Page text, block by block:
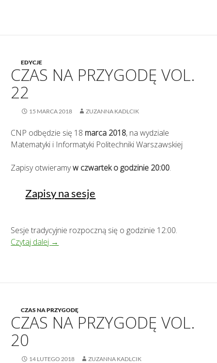
EDYCJE
CZAS NA PRZYGODĘ VOL.
22
15 MARCA 2018 ZUZANNA KADLCIK
CNP odbędzie się 18 marca 2018, na wydziale
Matematyki i Informatyki Politechniki Warszawskiej
Zapisy otwieramyw czwartek o godzinie 20:00.
Zapisy na sesje
Sesje tradycyjnie rozpoczną się o godzinie 12:00.
Czytaj dalej Czas na Przygodę vol. 22
→
CZAS NA PRZYGODĘ
CZAS NA PRZYGODĘ VOL.
20
14 LUTEGO 2018 ZUZANNA KADLCIK